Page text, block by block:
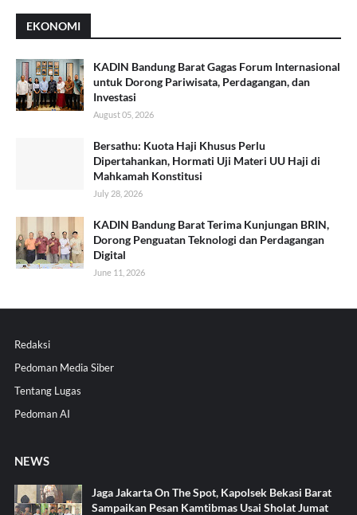
EKONOMI
KADIN Bandung Barat Gagas Forum Internasional
untuk Dorong Pariwisata, Perdagangan, dan
Investasi
August 05, 2026
Bersathu: Kuota Haji Khusus Perlu
Dipertahankan, Hormati Uji Materi UU Haji di
Mahkamah Konstitusi
July 28, 2026
KADIN Bandung Barat Terima Kunjungan BRIN,
Dorong Penguatan Teknologi dan Perdagangan
Digital
June 11, 2026
Redaksi
Pedoman Media Siber
Tentang Lugas
Pedoman AI
NEWS
Jaga Jakarta On The Spot, Kapolsek Bekasi Barat
Sampaikan Pesan Kamtibmas Usai Sholat Jumat